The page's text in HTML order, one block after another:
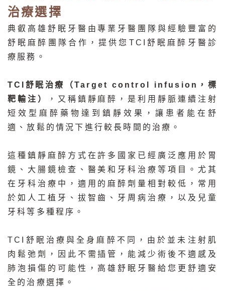
治療選擇
典叡高雄舒眠牙醫由專業牙醫團隊與經驗豐富的
舒眠麻醉團隊合作，提供您TCI舒眠麻醉牙醫診
療服務。
TCI舒眠治療（Target control infusion，標
靶輸注）
，又稱鎮靜麻醉，是利用靜脈連續注射
短效型麻醉藥物達到鎮靜效果，讓患者能在舒
適、放鬆的情況下進行較長時間的治療。
這種鎮靜麻醉方式在許多國家已經廣泛應用於胃
鏡、大腸鏡檢查、醫美和牙科治療等項目。尤其
在牙科治療中，適用的麻醉劑量相對較低，常用
於如人工植牙、拔智齒、牙周病治療，以及兒童
牙科等多種程序。
TCI舒眠治療與全身麻醉不同，由於並未注射肌
肉鬆弛劑，因此不需插管，能減少術後不適感及
肺泡損傷的可能性，高雄舒眠牙醫給您更舒適安
全的治療選擇。